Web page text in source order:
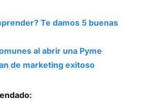
Te damos 5 buenas
al abrir una Pyme
de marketing exitoso